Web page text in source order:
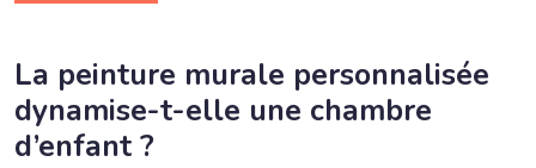
La peinture murale personnalisée
dynamise-t-elle une chambre
d’enfant ?